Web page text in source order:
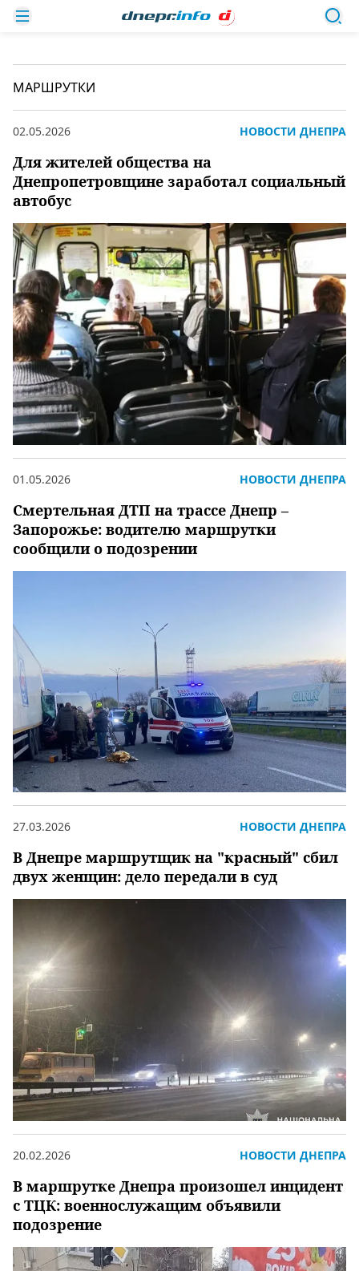
МАРШРУТКИ
Для жителей общества на
Днепропетровщине заработал социальный
автобус
02.05.2026 НОВОСТИ ДНЕПРА
Смертельная ДТП на трассе Днепр –
Запорожье: водителю маршрутки
сообщили о подозрении
01.05.2026 НОВОСТИ ДНЕПРА
В Днепре маршрутщик на "красный" сбил
двух женщин: дело передали в суд
27.03.2026 НОВОСТИ ДНЕПРА
В маршрутке Днепра произошел инцидент
с ТЦК: военнослужащим объявили
подозрение
20.02.2026 НОВОСТИ ДНЕПРА